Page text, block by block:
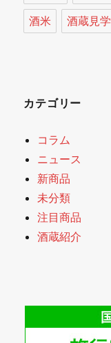
酒米 酒蔵見学
カテゴリー
コラム
ニュース
新商品
未分類
注目商品
酒蔵紹介